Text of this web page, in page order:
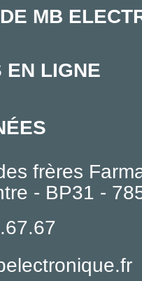
MB
EN LIGNE
frères
- BP31 -